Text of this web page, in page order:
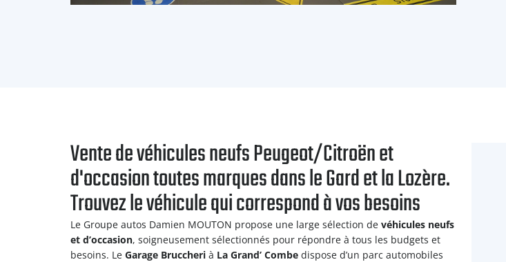
Vente de véhicules neufs Peugeot/Citroën et
d'occasion toutes marques dans le Gard et la Lozère.
Trouvez le véhicule qui correspond à vos besoins
Le Groupe autos Damien MOUTON propose une large sélection de véhicules neufs
et d’occasion, soigneusement sélectionnés pour répondre à tous les budgets et
besoins. Le Garage Bruccheri à La Grand’ Combe dispose d’un parc automobiles